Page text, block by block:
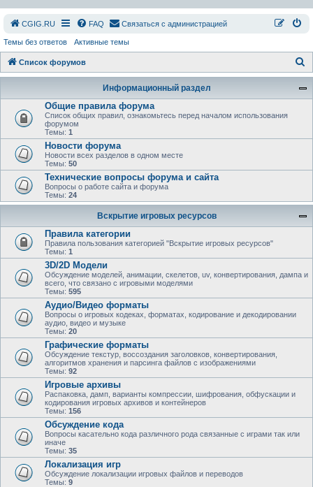
СGIG.RU FAQ Связаться с администрацией
Темы без ответов Активные темы
Список форумов
о
Информационный раздел
Общие правила форума
Список общих правил, ознакомьтесь перед началом использования
форумом
Темы: 1
Новости форума
Новости всех разделов в одном месте
Темы: 50
Технические вопросы форума и сайта
Вопросы о работе сайта и форума
Темы: 24
Вскрытие игровых ресурсов
Правила категории
Правила пользования категорией "Вскрытие игровых ресурсов"
Темы: 1
3D/2D Модели
Обсуждение моделей, анимации, скелетов, uv, конвертирования, дампа и
всего, что связано с игровыми моделями
Темы: 595
Аудио/Видео форматы
Вопросы о игровых кодеках, форматах, кодирование и декодировании
аудио, видео и музыке
Темы: 20
Графические форматы
Обсуждение текстур, воссоздания заголовков, конвертирования,
алгоритмов хранения и парсинга файлов с изображениями
Темы: 92
Игровые архивы
Распаковка, дамп, варианты компрессии, шифрования, обфускации и
кодирования игровых архивов и контейнеров
Темы: 156
Обсуждение кода
Вопросы касательно кода различного рода связанные с играми так или
иначе
Темы: 35
Локализация игр
Обсуждение локализации игровых файлов и переводов
Темы: 9